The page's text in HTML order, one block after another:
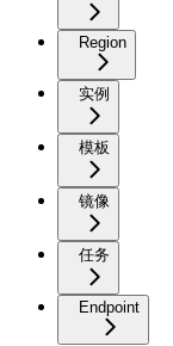
Region
实例
模板
镜像
任务
Endpoint